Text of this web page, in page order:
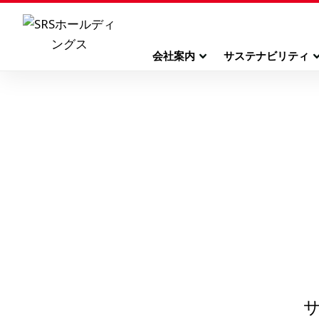
会社案内 サステナビリティ